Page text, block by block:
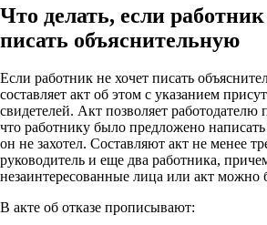
Что делать, если
писать объяснительную
Если работник не хочет писать
составляет акт об этом с указанием
свидетелей. Акт позволяет работодателю
что работнику было предложено
он не захотел. Составляют акт не менее
руководитель и еще два работника,
незаинтересованные лица или акт можно
В акте об отказе прописывают: